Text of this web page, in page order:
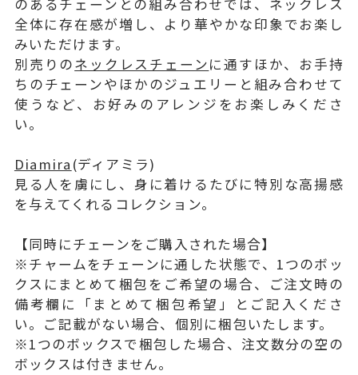
のあるチェーンとの組み合わせでは、ネックレス
全体に存在感が増し、より華やかな印象でお楽し
みいただけます。
別売りのネックレスチェーンに通すほか、お手持
ちのチェーンやほかのジュエリーと組み合わせて
使うなど、お好みのアレンジをお楽しみくださ
い。
Diamira (ディアミラ)
見る人を虜にし、身に着けるたびに特別な高揚感
を与えてくれるコレクション。
【同時にチェーンをご購入された場合】
※チャームをチェーンに通した状態で、1つのボッ
クスにまとめて梱包をご希望の場合、ご注文時の
備考欄に「まとめて梱包希望」とご記入くださ
い。ご記載がない場合、個別に梱包いたします。
※1つのボックスで梱包した場合、注文数分の空の
ボックスは付きません。